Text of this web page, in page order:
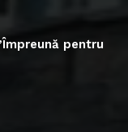
pentru